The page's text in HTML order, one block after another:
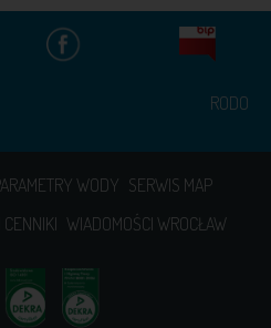
WODY SERWIS MAP
WIADOMOŚCI WROCŁAW
RODO